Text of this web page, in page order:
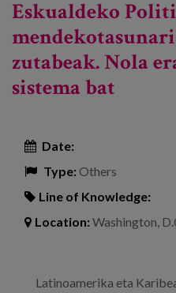
Eskualdeko
zutabeak. Nola
sistema bat
Date:
Type:Others
Line of Knowledge:
Location:Washington,
Latinoamerika eta